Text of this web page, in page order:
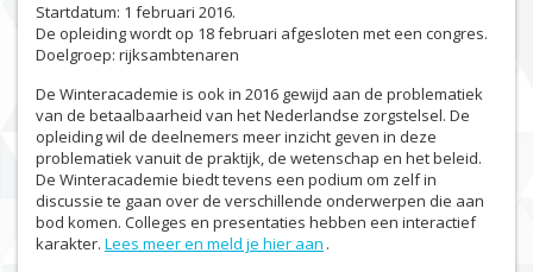
Startdatum: 1 februari 2016.
De opleiding wordt op 18 februari afgesloten met een congres.
Doelgroep: rijksambtenaren
De Winteracademie is ook in 2016 gewijd aan de problematiek
van de betaalbaarheid van het Nederlandse zorgstelsel. De
opleiding wil de deelnemers meer inzicht geven in deze
problematiek vanuit de praktijk, de wetenschap en het beleid.
De Winteracademie biedt tevens een podium om zelf in
discussie te gaan over de verschillende onderwerpen die aan
bod komen. Colleges en presentaties hebben een interactief
karakter. Lees meer en meld je hier aan .